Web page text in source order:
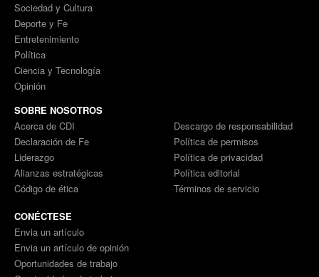
Sociedad y Cultura
Deporte y Fe
Entretenimiento
Política
Ciencia y Tecnología
Opinión
SOBRE NOSOTROS
Acerca de CDI
Declaración de Fe
Liderazgo
Alianzas estratégicas
Código de ética
Descargo de responsabilidad
Política de permisos
Política de privacidad
Política editorial
Términos de servicio
CONÉCTESE
Envia un artículo
Envia un artículo de opinión
Oportunidades de trabajo